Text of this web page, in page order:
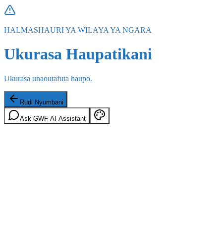
HALMASHAURI YA WILAYA YA NGARA
Ukurasa Haupatikani
Ukurasa unaoutafuta haupo.
Rudi Nyumbani
Ask GWF AI Assistant